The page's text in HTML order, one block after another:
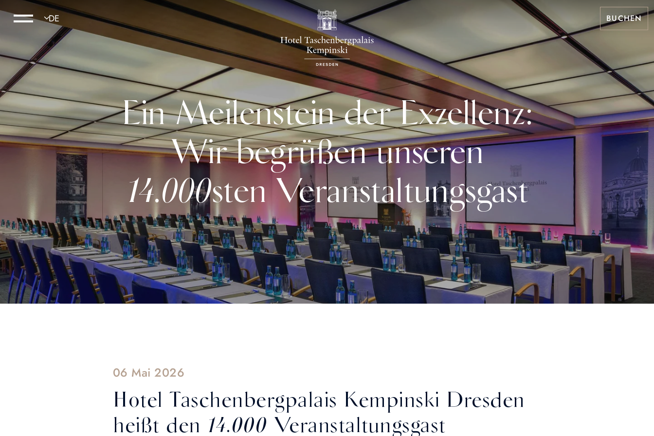
BUCHEN
Ein Meilenstein der Exzellenz:
Wir begrüßen unseren
14.000sten Veranstaltungsgast
06 Mai 2026
Hotel Taschenbergpalais Kempinski Dresden
heißt den 14.000 Veranstaltungsgast